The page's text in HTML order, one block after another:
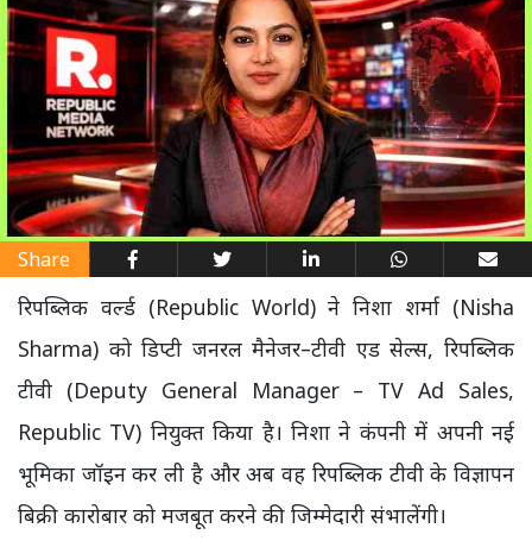
Share
रिपब्लिक वर्ल्ड (Republic World) ने निशा शर्मा (Nisha
Sharma) को डिप्टी जनरल मैनेजर–टीवी एड सेल्स, रिपब्लिक
टीवी (Deputy General Manager – TV Ad Sales,
Republic TV) नियुक्त किया है। निशा ने कंपनी में अपनी नई
भूमिका जॉइन कर ली है और अब वह रिपब्लिक टीवी के विज्ञापन
बिक्री कारोबार को मजबूत करने की जिम्मेदारी संभालेंगी।